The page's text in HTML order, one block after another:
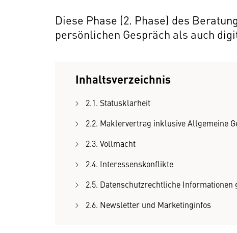
Diese Phase (2. Phase) des
persönlichen Gespräch als auch
Inhaltsverzeichnis
2.1. Statusklarheit
2.2. Maklervertrag inklusive Allgemeine
2.3. Vollmacht
2.4. Interessenskonflikte
2.5. Datenschutzrechtliche Informationen
2.6. Newsletter und Marketinginfos